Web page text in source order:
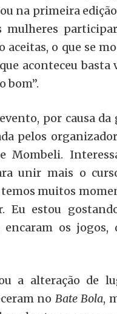
na primeira
mulheres
aceitas, o que se
aconteceu basta
bom”.
por causa da
pelos
Mombeli.
unir mais o
muitos
Eu estou
os jogos,
a alteração de
no Bate Bola,